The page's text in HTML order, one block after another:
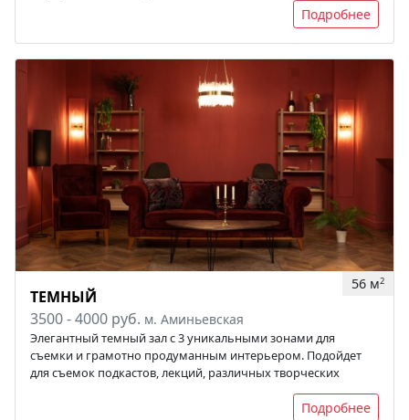
Подробнее
56 м2
ТЕМНЫЙ
3500 - 4000 руб. м. Аминьевская
Элегантный темный зал с 3 уникальными зонами для
съемки и грамотно продуманным интерьером. Подойдет
для съемок подкастов, лекций, различных творческих
Подробнее